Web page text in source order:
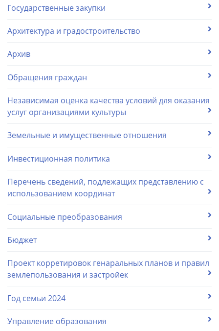
Государственные закупки
Архитектура и градостроительство
Архив
Обращения граждан
Независимая оценка качества условий для оказания
услуг организациями культуры
Земельные и имущественные отношения
Инвестиционная политика
Перечень сведений, подлежащих представлению с
использованием координат
Социальные преобразования
Бюджет
Проект корретировок генаральных планов и правил
землепользования и застройек
Год семьи 2024
Управление образования